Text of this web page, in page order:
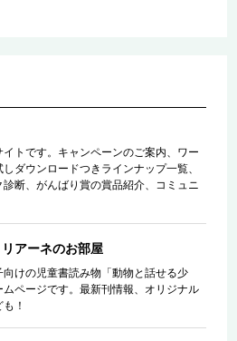
イトです。キャンペーンのご案内、ワー
ダウンロードつきラインナップ一覧、
断、がんばり賞の賞品紹介、コミュニ
アーネのお部屋
けの児童書読み物「動物と話せる少
ページです。最新刊情報、オリジナル
！